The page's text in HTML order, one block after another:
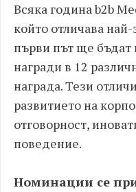
Всяка година b2b
който отличава
първи път ще
награди в 12
награда. Тези
развитието на
отговорност,
поведение.
Номинации се